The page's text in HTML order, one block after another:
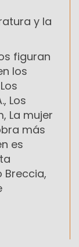
y la
figuran
los
Los
La mujer
más
es
Breccia,